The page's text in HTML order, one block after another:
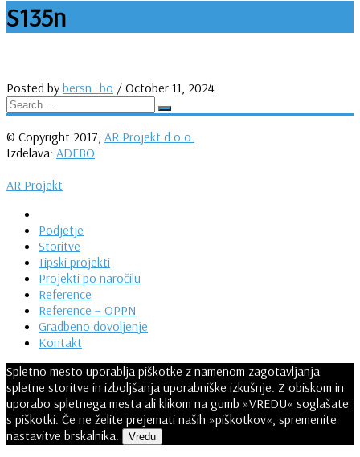
S135n
Posted by bersn_bo / October 11, 2024
© Copyright 2017, AR Projekt d.o.o.
Izdelava: ADEBO
AR Projekt
Podjetje
Storitve
Tipski projekti
Projekti po naročilu
Reference
Reference – OPPN
Gradbeno dovoljenje
Kontakt
Spletno mesto uporablja piškotke z namenom zagotavljanja
spletne storitve in izboljšanja uporabniške izkušnje. Z obiskom in
uporabo spletnega mesta ali klikom na gumb »VREDU« soglašate
s piškotki. Če ne želite prejemati naših »piškotkov«, spremenite
nastavitve brskalnika.
Vredu